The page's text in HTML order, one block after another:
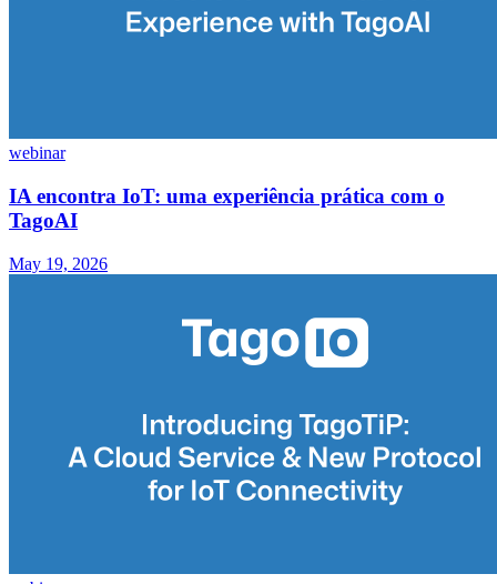
webinar
IA encontra IoT: uma experiência prática com o
TagoAI
May 19, 2026